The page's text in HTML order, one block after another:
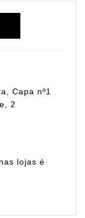
Capa nº1
2
lojas é